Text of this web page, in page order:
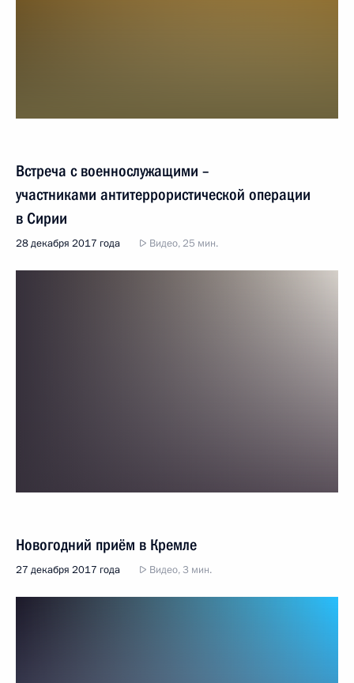
Встреча с военнослужащими –
участниками антитеррористической операции
в Сирии
28 декабря 2017 года Видео, 25 мин.
Новогодний приём в Кремле
27 декабря 2017 года Видео, 3 мин.